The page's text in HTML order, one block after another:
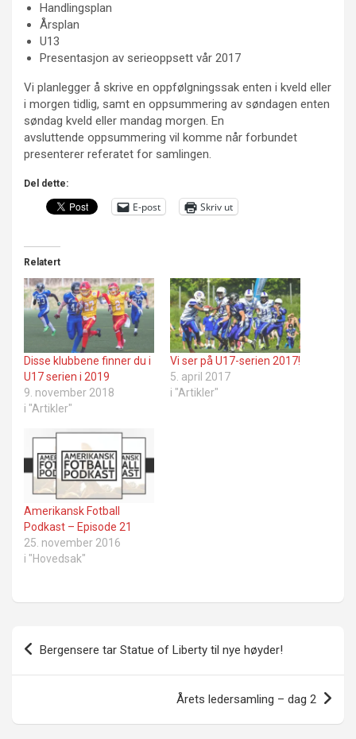
Handlingsplan
Årsplan
U13
Presentasjon av serieoppsett vår 2017
Vi planlegger å skrive en oppfølgningssak enten i kveld eller
i morgen tidlig, samt en oppsummering av søndagen enten
søndag kveld eller mandag morgen. En
avsluttende oppsummering vil komme når forbundet
presenterer referatet for samlingen.
Del dette:
E-post Skriv ut
Relatert
Disse klubbene finner du i
U17 serien i 2019
9. november 2018
i "Artikler"
Vi ser på U17-serien 2017!
5. april 2017
i "Artikler"
Amerikansk Fotball
Podkast – Episode 21
25. november 2016
i "Hovedsak"
Innleggsnavigasjon
Bergensere tar Statue of Liberty til nye høyder!
Årets ledersamling – dag 2